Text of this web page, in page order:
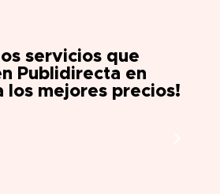
servicios que
Publidirecta en
los mejores precios!